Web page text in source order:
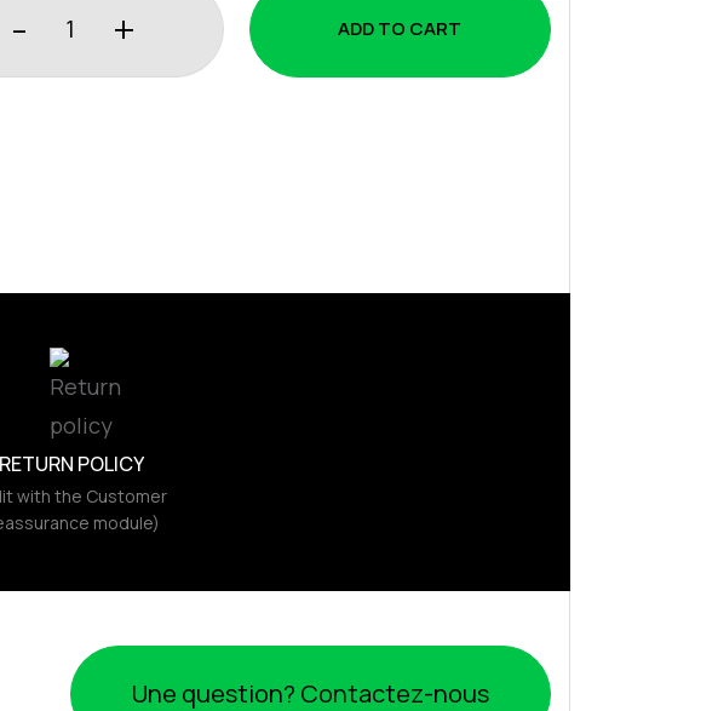
- + ADD TO CART
RETURN POLICY
with the Customer
module)
Une question? Contactez-nous